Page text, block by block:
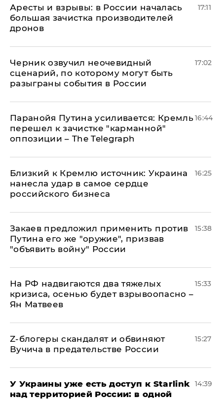
Аресты и взрывы: в России началась
большая зачистка производителей
дронов
17:11
Черник озвучил неочевидный
сценарий, по которому могут быть
разыграны события в России
17:02
Паранойя Путина усиливается: Кремль
перешел к зачистке "карманной"
оппозиции – The Telegraph
16:44
Близкий к Кремлю источник: Украина
нанесла удар в самое сердце
российского бизнеса
16:25
Закаев предложил применить против
Путина его же "оружие", призвав
"объявить войну" России
15:38
На РФ надвигаются два тяжелых
кризиса, осенью будет взрывоопасно –
Ян Матвеев
15:33
Z-блогеры скандалят и обвиняют
Вучича в предательстве России
15:27
У Украины уже есть доступ к Starlink
над территорией России: в одной
14:39